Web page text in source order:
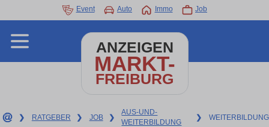
Event Auto Immo Job
ANZEIGEN
MARKT-
FREIBURG
❯ RATGEBER ❯ JOB ❯
AUS-UND-
WEITERBILDUNG
❯ WEITERBILDUNG